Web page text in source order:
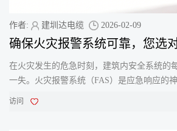
作者: 建圳达电缆 2026-02-09
确保火灾报警系统可靠，您选
在火灾发生的危急时刻，建筑内安全系统的
一失。火灾报警系统（FAS）是应急响应的
很大程度上取决于连接各个部件的电缆。在
访问